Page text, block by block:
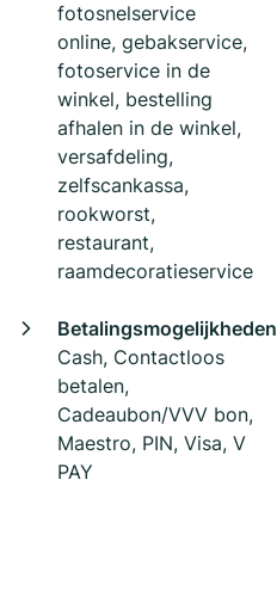
fotosnelservice
online, gebakservice,
fotoservice in de
winkel, bestelling
afhalen in de winkel,
versafdeling,
zelfscankassa,
rookworst,
restaurant,
raamdecoratieservice
Betalingsmogelijkheden
Cash, Contactloos
betalen,
Cadeaubon/VVV bon,
Maestro, PIN, Visa, V
PAY